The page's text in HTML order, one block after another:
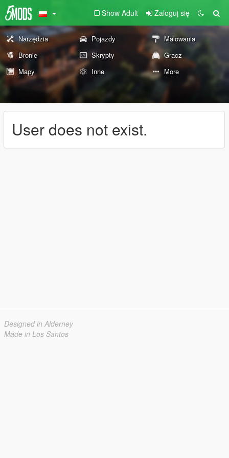
Show Adult Zaloguj się
Narzędzia Pojazdy
Malowania
Bronie
Skrypty
Gracz
Mapy
Inne More
User does not exist.
Designed in Alderney
Made in Los Santos